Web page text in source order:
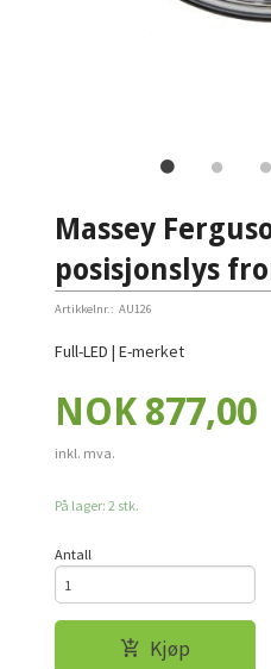
Massey
posisjonslys
Artikkelnr.: AU126
Full-LED | E-merket
Pris
NOK 877,00
inkl. mva.
På lager: 2 stk.
Antall
Kjøp